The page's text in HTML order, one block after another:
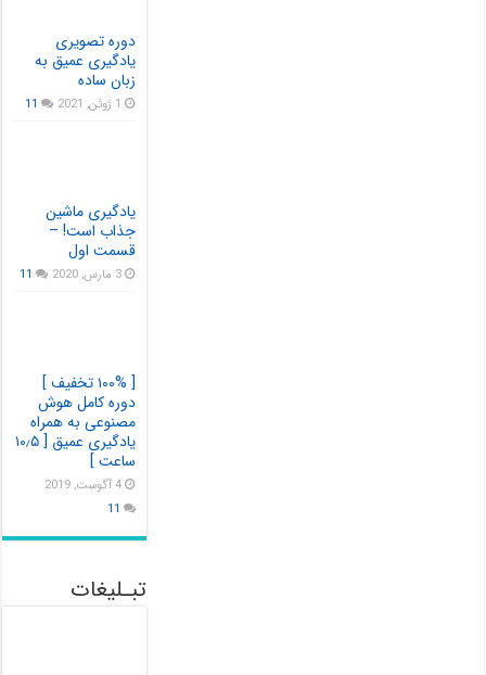
دوره تصویری
یادگیری عمیق به
زبان ساده
1 ژوئن, 2021 11
یادگیری ماشین
جذاب است! –
قسمت اول
3 مارس, 2020 11
[ ۱۰۰% تخفیف ]
دوره کامل هوش
مصنوعی به همراه
یادگیری عمیق [ ۱۰٫۵
ساعت ]
4 آگوست, 2019
11
تبـلیغات